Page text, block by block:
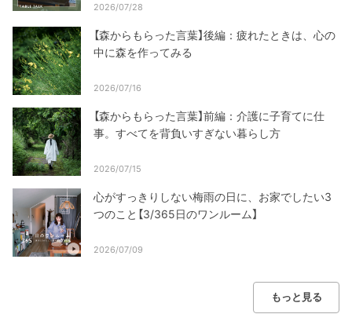
2026/07/28
【森からもらった言葉】後編：疲れたときは、心の
中に森を作ってみる
2026/07/16
【森からもらった言葉】前編：介護に子育てに仕
事。すべてを背負いすぎない暮らし方
2026/07/15
心がすっきりしない梅雨の日に、お家でしたい3
つのこと【3/365日のワンルーム】
2026/07/09
もっと見る